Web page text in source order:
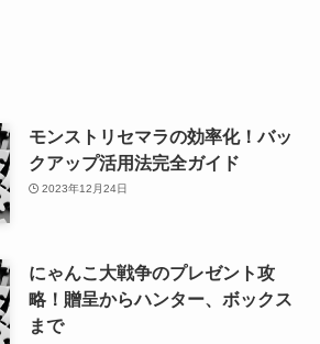
モンストリセマラの効率化！バッ
クアップ活用法完全ガイド
2023年12月24日
にゃんこ大戦争のプレゼント攻
略！贈呈からハンター、ボックス
まで